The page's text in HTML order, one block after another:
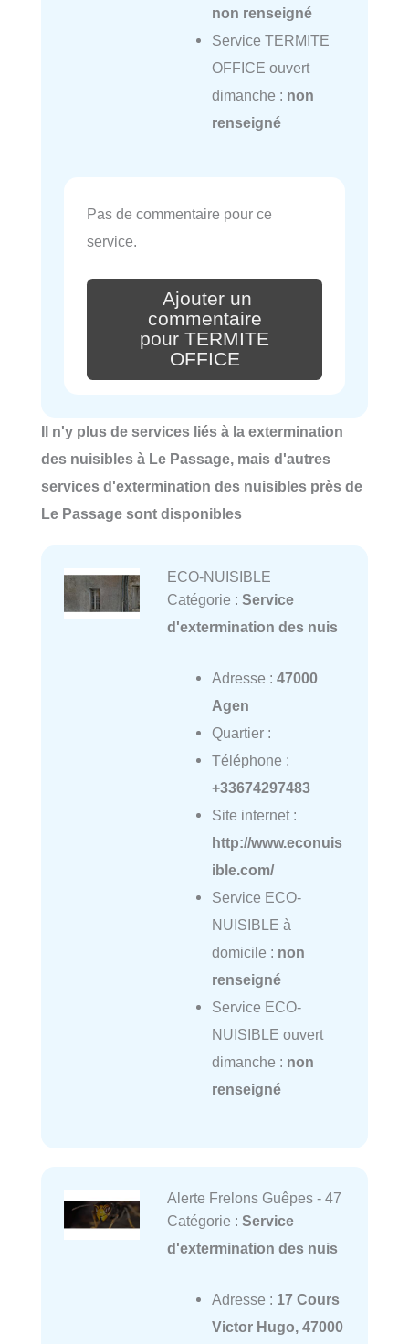
non renseigné
Service TERMITE
OFFICE ouvert
dimanche : non
renseigné
Pas de commentaire pour ce
service.
Ajouter un
commentaire
pour TERMITE
OFFICE
Il n'y plus de services liés à la extermination
des nuisibles à Le Passage, mais d'autres
services d'extermination des nuisibles près de
Le Passage sont disponibles
ECO-NUISIBLE
Catégorie : Service
d'extermination des nuis
Adresse : 47000
Agen
Quartier :
Téléphone :
+33674297483
Site internet :
http://www.econuis
ible.com/
Service ECO-
NUISIBLE à
domicile : non
renseigné
Service ECO-
NUISIBLE ouvert
dimanche : non
renseigné
Alerte Frelons Guêpes - 47
Catégorie : Service
d'extermination des nuis
Adresse : 17 Cours
Victor Hugo, 47000